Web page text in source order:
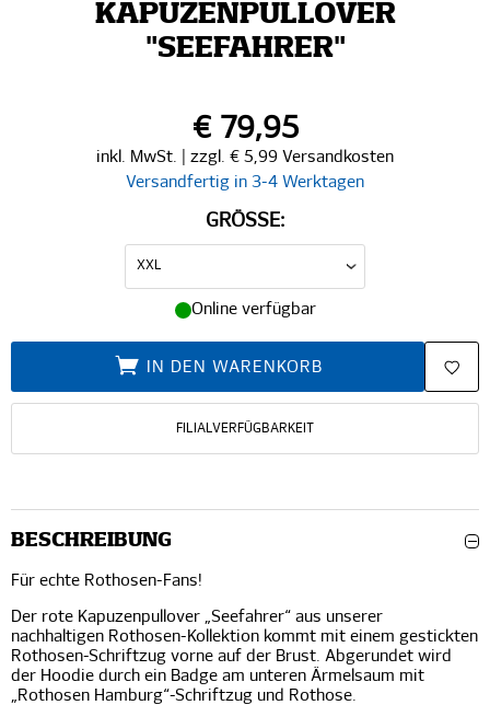
KAPUZENPULLOVER
"SEEFAHRER"
€ 79,95
inkl. MwSt. | zzgl. € 5,99 Versandkosten
Versandfertig in 3-4 Werktagen
GRÖSSE:
Online verfügbar
IN DEN WARENKORB
FILIALVERFÜGBARKEIT
BESCHREIBUNG
Für echte Rothosen-Fans!
Der rote Kapuzenpullover „Seefahrer“ aus unserer
nachhaltigen Rothosen-Kollektion kommt mit einem gestickten
Rothosen-Schriftzug vorne auf der Brust. Abgerundet wird
der Hoodie durch ein Badge am unteren Ärmelsaum mit
„Rothosen Hamburg“-Schriftzug und Rothose.